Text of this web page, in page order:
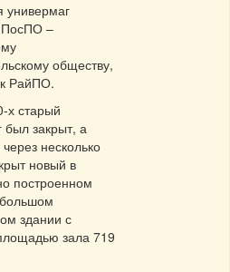
универмаг
ПосПО –
обществу,
РайПО.
х старый
был закрыт, а
несколько
новый в
построенном
здании с
зала 719